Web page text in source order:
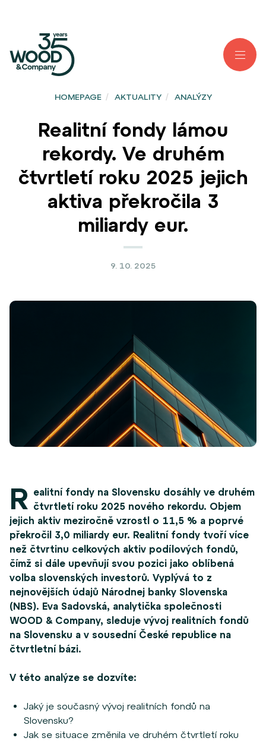
HOMEPAGE / AKTUALITY / ANALÝZY
Realitní fondy lámou
rekordy. Ve druhém
čtvrtletí roku 2025 jejich
aktiva překročila 3
miliardy eur.
9. 10. 2025
R
ealitní fondy na Slovensku dosáhly ve druhém
čtvrtletí roku 2025 nového rekordu. Objem
jejich aktiv meziročně vzrostl o 11,5 % a poprvé
překročil 3,0 miliardy eur. Realitní fondy tvoří více
než čtvrtinu celkových aktiv podílových fondů,
čímž si dále upevňují svou pozici jako oblíbená
volba slovenských investorů. Vyplývá to z
nejnovějších údajů Národnej banky Slovenska
(NBS). Eva Sadovská, analytička společnosti
WOOD & Company, sleduje vývoj realitních fondů
na Slovensku a v sousední České republice na
čtvrtletní bázi.
V této analýze se dozvíte:
Jaký je současný vývoj realitních fondů na
Slovensku?
Jak se situace změnila ve druhém čtvrtletí roku